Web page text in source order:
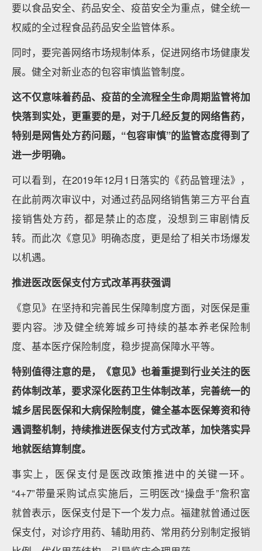
要以食品安全、药品安全、疫苗安全为重点，健全统一
权威的全过程食品药品安全监管体系。
同时，要完善网络市场规制体系，促进网络市场健康发
展。健全对新业态的包容审慎监管制度。
这不仅意味着药品、疫苗的全流程全生命周期监管将加
快落到实处，更重要的是，对于几经反复的网络售药，
特别是网售处方药问题，“包容审慎”的监管态度得到了
进一步明确。
可以看到，在2019年12月1日落实的《药品管理法》，
在此前两次审议中，对通过药品网络销售第三方平台直
接销售处方药，都是禁止的态度，没想到三审剧情反
转。而此次《意见》明确态度，更是给了相关市场爆发
以机遇。
推进医改医保支付方式改革再获强调
《意见》在坚持和完善民生保障制度方面，对医保是重
要内容。涉及健全统筹城乡可持续的基本养老保险制
度、基本医疗保险制度，稳步提高保障水平等。
特别值得注意的是，《意见》也着重提到行业关注的医
药体制改革，要求深化医药卫生体制改革，完善统一的
城乡居民医保和大病保险制度，健全基本医保筹资和待
遇调整机制，持续推进医保支付方式改革，加快落实异
地就医结算制度。
事实上，医保支付是医改政策推进中的关键一环。
“4+7”带量采购试点实施后，三明医改“操盘手”詹积富
就曾表示，医保支付是下一个发力点。福建就曾通过医
保支付，对诊疗用药、辅助用药、常用药分别制定报销